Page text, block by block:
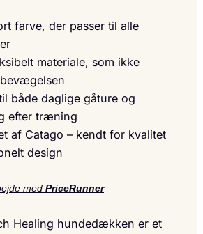
farve, der passer til alle
materiale, som ikke
både daglige gåture og
efter træning
af Catago – kendt for kvalitet
design
med PriceRunner
Healing hundedækken er et